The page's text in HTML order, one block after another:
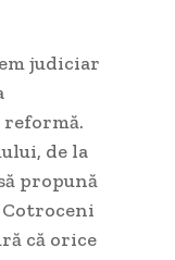
judiciar
de la
propună
că orice